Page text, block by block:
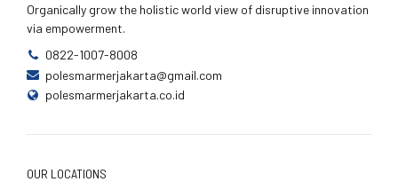
Organically grow the holistic world view of disruptive innovation
via empowerment.
0822-1007-8008
polesmarmerjakarta@gmail.com
polesmarmerjakarta.co.id
OUR LOCATIONS